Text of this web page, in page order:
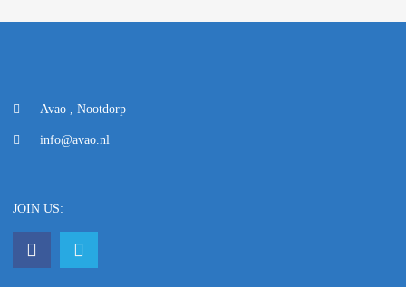
Avao , Nootdorp
info@avao.nl
JOIN US: